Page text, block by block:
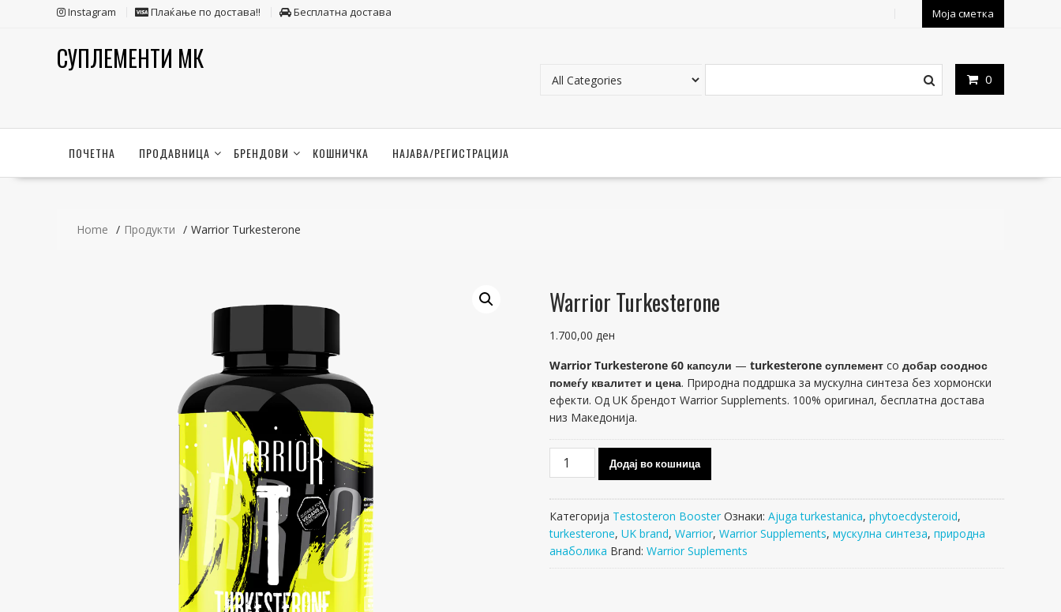
Instagram Плаќање по достава!! Бесплатна достава Моја сметка
СУПЛЕМЕНТИ МК
0
ПОЧЕТНА ПРОДАВНИЦА БРЕНДОВИ КОШНИЧКА НАЈАВА/РЕГИСТРАЦИЈА
Home Продукти Warrior Turkesterone
Warrior Turkesterone
1.700,00 ден
Warrior Turkesterone 60 капсули — turkesterone суплемент со добар сооднос
помеѓу квалитет и цена. Природна поддршка за мускулна синтеза без хормонски
ефекти. Од UK брендот Warrior Supplements. 100% оригинал, бесплатна достава
низ Македонија.
Warrior
Turkesterone
Додај во кошница
Категорија Testosteron Booster Ознаки: Ajuga turkestanica, phytoecdysteroid,
turkesterone, UK brand, Warrior, Warrior Supplements, мускулна синтеза, природна
анаболика Brand: Warrior Suplements